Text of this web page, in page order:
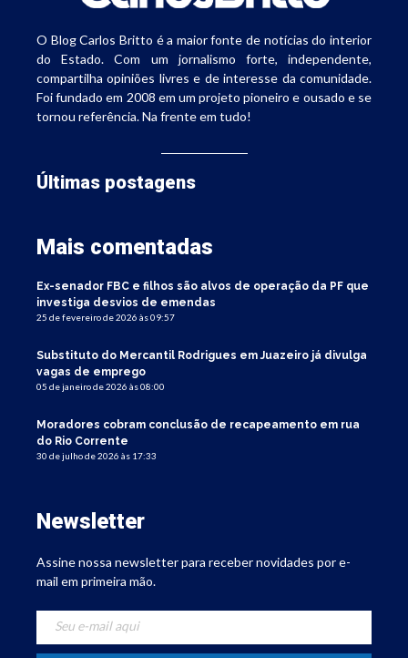
O Blog Carlos Britto é a maior fonte de notícias do interior
do Estado. Com um jornalismo forte, independente,
compartilha opiniões livres e de interesse da comunidade.
Foi fundado em 2008 em um projeto pioneiro e ousado e se
tornou referência. Na frente em tudo!
Últimas postagens
Mais comentadas
Ex-senador FBC e filhos são alvos de operação da PF que
investiga desvios de emendas
25 de fevereiro de 2026 às 09:57
Substituto do Mercantil Rodrigues em Juazeiro já divulga
vagas de emprego
05 de janeiro de 2026 às 08:00
Moradores cobram conclusão de recapeamento em rua
do Rio Corrente
30 de julho de 2026 às 17:33
Newsletter
Assine nossa newsletter para receber novidades por e-
mail em primeira mão.